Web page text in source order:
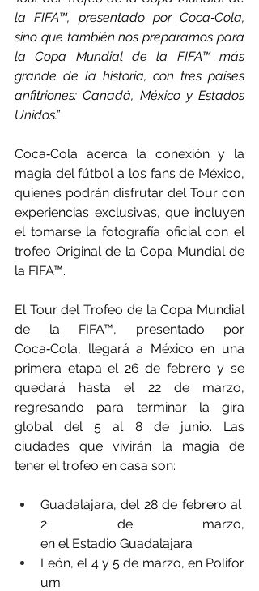
la FIFA™, presentado por Coca‑Cola,
sino que también nos preparamos para
la Copa Mundial de la FIFA™ más
grande de la historia, con tres países
anfitriones: Canadá, México y Estados
Unidos.”
Coca‑Cola acerca la conexión y la
magia del fútbol a los fans de México,
quienes podrán disfrutar del Tour con
experiencias exclusivas, que incluyen
el tomarse la fotografía oficial con el
trofeo Original de la Copa Mundial de
la FIFA™.
El Tour del Trofeo de la Copa Mundial
de la FIFA™, presentado por
Coca‑Cola, llegará a México en una
primera etapa el 26 de febrero y se
quedará hasta el 22 de marzo,
regresando para terminar la gira
global del 5 al 8 de junio. Las
ciudades que vivirán la magia de
tener el trofeo en casa son:
Guadalajara, del 28 de febrero al
2 de marzo,
en el Estadio Guadalajara
León, el 4 y 5 de marzo, en Polifor
um